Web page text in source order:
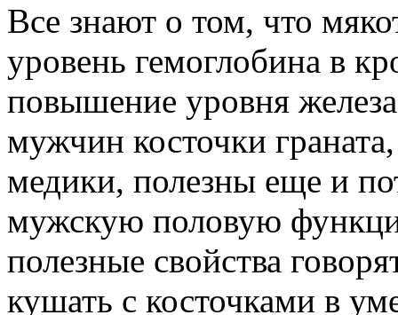
Все знают о том, что
уровень гемоглобина в
повышение уровня
мужчин косточки
медики, полезны еще и
мужскую половую
полезные свойства
кушать с косточками в